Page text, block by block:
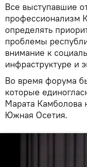
Все выступавшие
профессионализм
определять
проблемы
внимание к
инфраструктуре и
Во время форума
которые
Марата Камболова
Южная Осетия.